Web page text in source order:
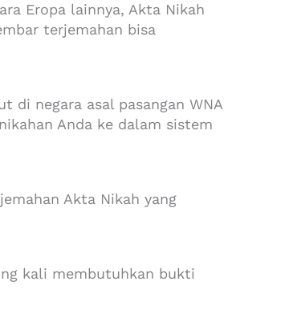
Eropa lainnya, Akta Nikah
terjemahan bisa
di negara asal pasangan WNA
Anda ke dalam sistem
Akta Nikah yang
kali membutuhkan bukti